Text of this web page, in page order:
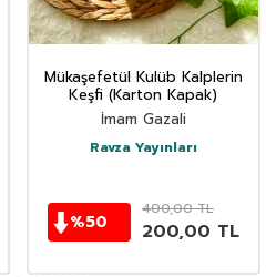
Mükaşefetül Kulüb Kalplerin
Keşfi (Karton Kapak)
İmam Gazali
Ravza Yayınları
%50
400,00TL
200,00 TL